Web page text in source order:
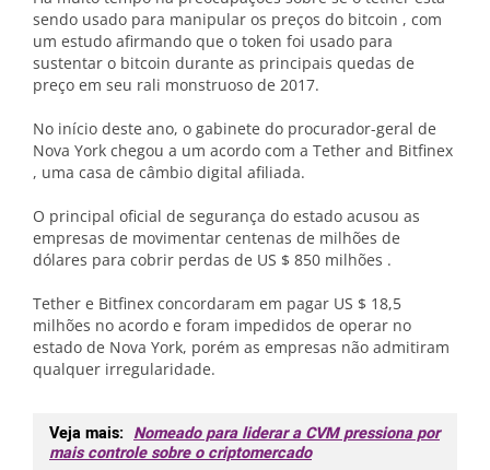
sendo usado para manipular os preços do bitcoin , com
um estudo afirmando que o token foi usado para
sustentar o bitcoin durante as principais quedas de
preço em seu rali monstruoso de 2017.
No início deste ano, o gabinete do procurador-geral de
Nova York chegou a um acordo com a Tether and Bitfinex
, uma casa de câmbio digital afiliada.
O principal oficial de segurança do estado acusou as
empresas de movimentar centenas de milhões de
dólares para cobrir perdas de US $ 850 milhões .
Tether e Bitfinex concordaram em pagar US $ 18,5
milhões no acordo e foram impedidos de operar no
estado de Nova York, porém as empresas não admitiram
qualquer irregularidade.
Veja mais: Nomeado para liderar a CVM pressiona por
mais controle sobre o criptomercado